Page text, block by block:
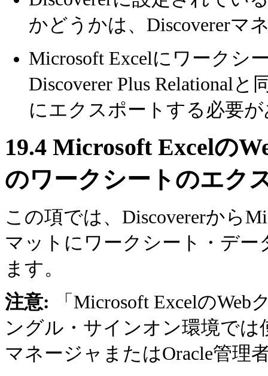
かどうかは、Discovererマ
Microsoft Excelにワークシ
Discoverer Plus Relational
にエクスポートする必要
19.4 Microsoft Excelの
のワークシートのエク
この項では、Discovererから
マットにワークシート・デ
ます。
注意: 「Microsoft Excelの
ングル・サインオン環境では
マネージャまたはOracle管理